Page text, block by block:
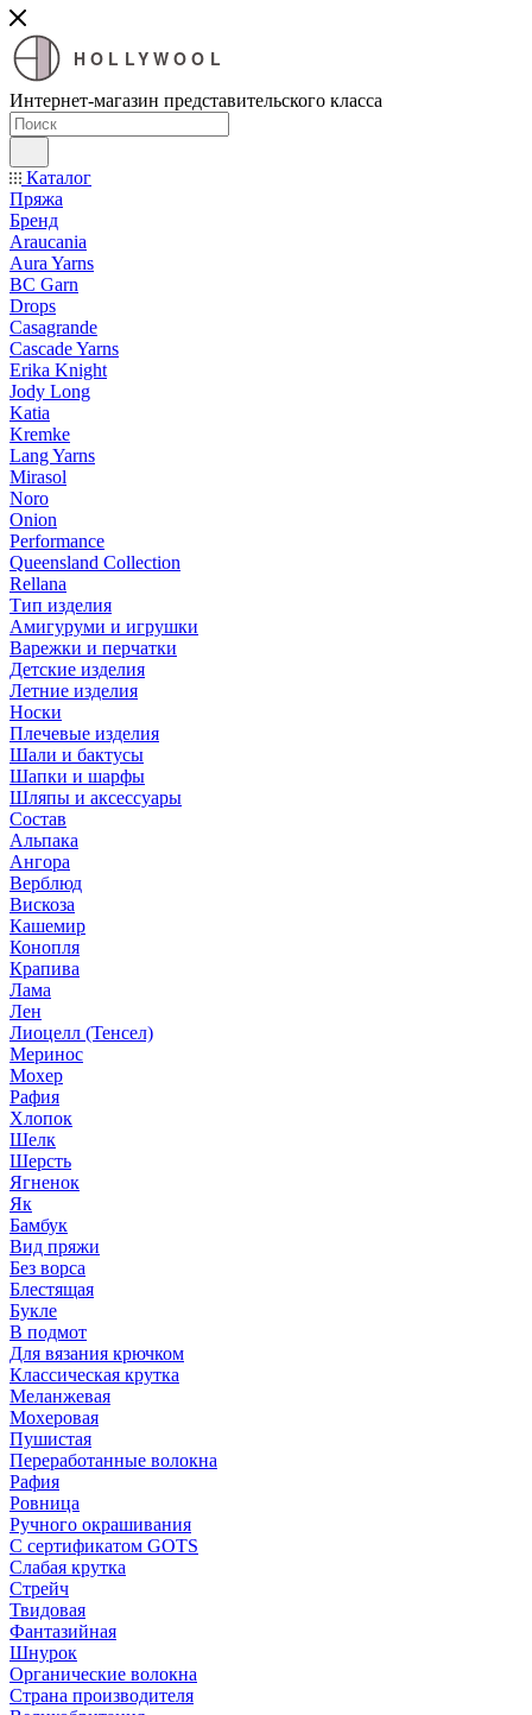
HOLLYWOOL
Интернет-магазин представительского класса
Каталог
Пряжа
Бренд
Araucania
Aura Yarns
BC Garn
Drops
Casagrande
Cascade Yarns
Erika Knight
Jody Long
Katia
Kremke
Lang Yarns
Mirasol
Noro
Onion
Performance
Queensland Collection
Rellana
Тип изделия
Амигуруми и игрушки
Варежки и перчатки
Детские изделия
Летние изделия
Носки
Плечевые изделия
Шали и бактусы
Шапки и шарфы
Шляпы и аксессуары
Состав
Альпака
Ангора
Верблюд
Вискоза
Кашемир
Конопля
Крапива
Лама
Лен
Лиоцелл (Тенсел)
Меринос
Мохер
Рафия
Хлопок
Шелк
Шерсть
Ягненок
Як
Бамбук
Вид пряжи
Без ворса
Блестящая
Букле
В подмот
Для вязания крючком
Классическая крутка
Меланжевая
Мохеровая
Пушистая
Переработанные волокна
Рафия
Ровница
Ручного окрашивания
С сертификатом GOTS
Слабая крутка
Стрейч
Твидовая
Фантазийная
Шнурок
Органические волокна
Страна производителя